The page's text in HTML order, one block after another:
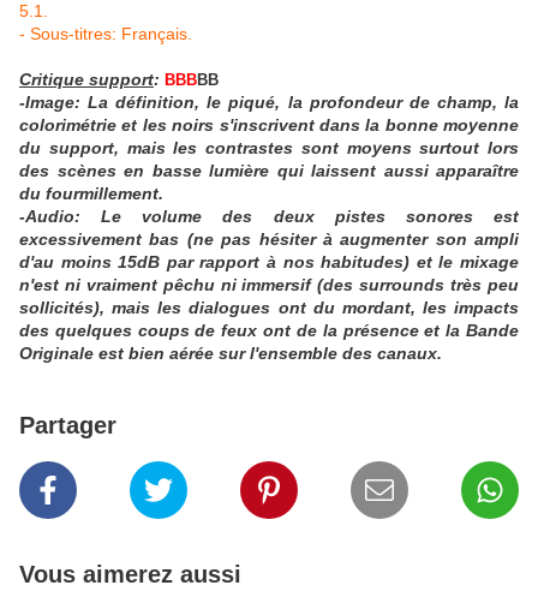
5.1.
- Sous-titres: Français.
Critique support: BBBBB
-Image: La définition, le piqué, la profondeur de champ, la
colorimétrie et les noirs s'inscrivent dans la bonne moyenne
du support, mais les contrastes sont moyens surtout lors
des scènes en basse lumière qui laissent aussi apparaître
du fourmillement.
-Audio: Le volume des deux pistes sonores est
excessivement bas (ne pas hésiter à augmenter son ampli
d'au moins 15dB par rapport à nos habitudes) et le mixage
n'est ni vraiment pêchu ni immersif (des surrounds très peu
sollicités), mais les dialogues ont du mordant, les impacts
des quelques coups de feux ont de la présence et la Bande
Originale est bien aérée sur l'ensemble des canaux.
Partager
Vous aimerez aussi